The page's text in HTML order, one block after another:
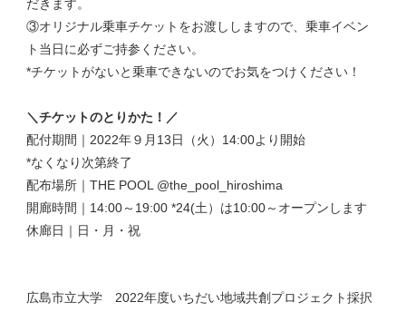
だきます。
③オリジナル乗車チケットをお渡ししますので、乗車イベン
ト当日に必ずご持参ください。
*チケットがないと乗車できないのでお気をつけください！
＼チケットのとりかた！／
配付期間｜2022年９月13日（火）14:00より開始
*なくなり次第終了
配布場所｜THE POOL @the_pool_hiroshima
開廊時間｜14:00～19:00 *24(土）は10:00～オープンします
休廊日｜日・月・祝
広島市立大学2022年度いちだい地域共創プロジェクト採択